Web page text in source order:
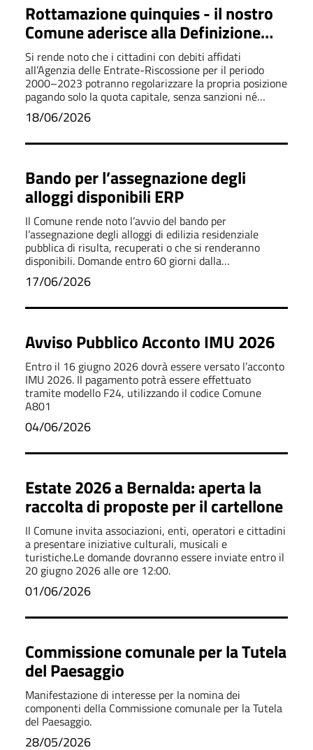
Rottamazione quinquies - il nostro
Comune aderisce alla Definizione
Agevolata
Si rende noto che i cittadini con debiti affidati
all’Agenzia delle Entrate-Riscossione per il periodo
2000–2023 potranno regolarizzare la propria posizione
pagando solo la quota capitale, senza sanzioni né
interessi.
18/06/2026
Bando per l’assegnazione degli
alloggi disponibili ERP
Il Comune rende noto l’avvio del bando per
l’assegnazione degli alloggi di edilizia residenziale
pubblica di risulta, recuperati o che si renderanno
disponibili. Domande entro 60 giorni dalla
pubblicazione.
17/06/2026
Avviso Pubblico Acconto IMU 2026
Entro il 16 giugno 2026 dovrà essere versato l’acconto
IMU 2026. Il pagamento potrà essere effettuato
tramite modello F24, utilizzando il codice Comune
A801
04/06/2026
Estate 2026 a Bernalda: aperta la
raccolta di proposte per il cartellone
Il Comune invita associazioni, enti, operatori e cittadini
a presentare iniziative culturali, musicali e
turistiche.Le domande dovranno essere inviate entro il
20 giugno 2026 alle ore 12:00.
01/06/2026
Commissione comunale per la Tutela
del Paesaggio
Manifestazione di interesse per la nomina dei
componenti della Commissione comunale per la Tutela
del Paesaggio.
28/05/2026